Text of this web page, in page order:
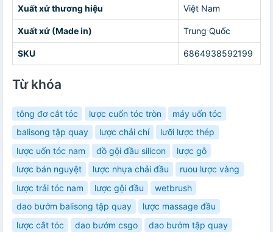
Xuất xứ thương hiệu Việt Nam
Xuất xứ (Made in) Trung Quốc
SKU 6864938592199
Từ khóa
tông đơ cắt tóc lược cuốn tóc tròn
máy uốn tóc
balisong tập quay
lược chải chí
lưỡi lược thép
lược uốn tóc nam
đồ gội đầu silicon
lược gỗ
lược bán nguyệt
lược nhựa chải đầu
ruou lược vàng
lược trải tóc nam
lược gội đầu
wetbrush
dao bướm balisong tập quay
lược massage đầu
lược cắt tóc
dao bướm csgo
dao bướm tập quay